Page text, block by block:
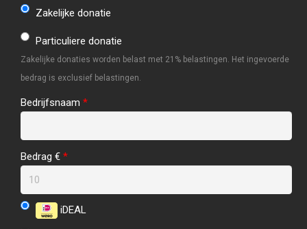
Zakelijke donatie
Particuliere donatie
Zakelijke donaties worden belast met 21% belastingen. Het ingevoerde
bedrag is exclusief belastingen.
Bedrijfsnaam *
Bedrag € *
iDEAL